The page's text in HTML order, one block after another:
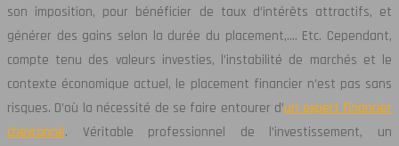
son imposition, pour bénéficier de taux d’intérêts attractifs, et
générer des gains selon la durée du placement,…. Etc. Cependant,
compte tenu des valeurs investies, l’instabilité de marchés et le
contexte économique actuel, le placement financier n’est pas sans
risques. D’où la nécessité de se faire entourer d’un expert financier
chevronné. Véritable professionnel de l’investissement, un